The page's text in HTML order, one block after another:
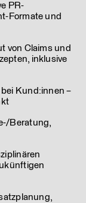
PR-
Formate und
von Claims und
inklusive
Kund:innen –
Beratung,